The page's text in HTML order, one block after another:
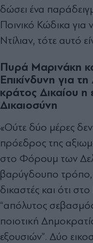
δώσει ένα
Ποινικό Κώδικα
Ντίλιαν, τότε αυτό
Πυρά Μαρινάκη
Επικίνδυνη για
κράτος Δικαίου η
Δικαιοσύνη
«Ούτε δύο μέρες
πρόεδρος της
στο Φόρουμ των
βαρύγδουπο τρόπο,
δικαστές και ότι
“απόλυτος
ποιοτική
εξουσιών”. Δύο